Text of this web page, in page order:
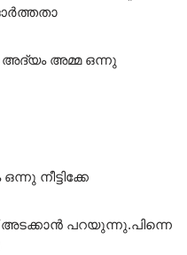
അദ്യം അമ്മ ഒന്നു
നീട്ടിക്കേ
പറയുന്നു.പിന്നെ